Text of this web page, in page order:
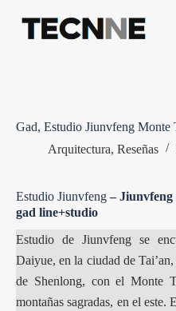
contenido
Gad, Estudio Jiunvfeng Monte
Arquitectura, Reseñas
Estudio Jiunvfeng–
gad line+studio
Estudio de Jiunvfeng se
Daiyue, en la ciudad de
de Shenlong, con el Monte
montañas sagradas, en el este.